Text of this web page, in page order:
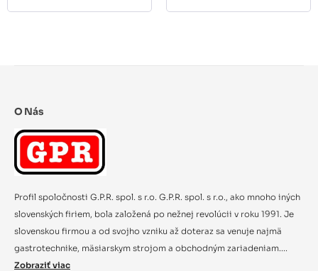
O Nás
Profil spoločnosti G.P.R. spol. s r.o. G.P.R. spol. s r.o., ako mnoho iných
slovenských firiem, bola založená po nežnej revolúcii v roku 1991. Je
slovenskou firmou a od svojho vzniku až doteraz sa venuje najmä
gastrotechnike, mäsiarskym strojom a obchodným zariadeniam....
Zobraziť viac